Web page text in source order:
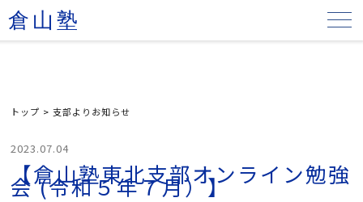
倉山塾
トップ >支部よりお知らせ
2023.07.04
【倉山塾東北支部オンライン勉強
会 (令和５年７月）】